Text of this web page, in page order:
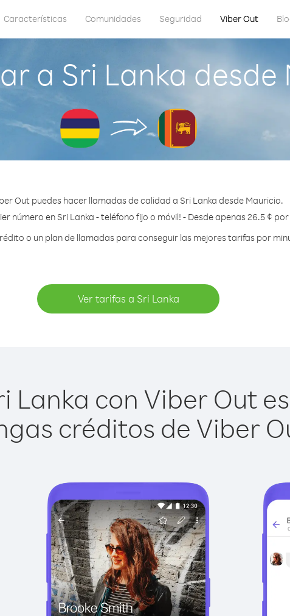
Características Comunidades Seguridad Viber Out
a Sri Lanka desde
Out puedes hacer llamadas de calidad a Sri Lanka desde Mauricio.
número en Sri Lanka - teléfono fijo o móvil! - Desde apenas 26.5 ¢
o un plan de llamadas para conseguir las mejores tarifas por
Ver tarifas a Sri Lanka
Lanka con Viber Out
créditos de Viber